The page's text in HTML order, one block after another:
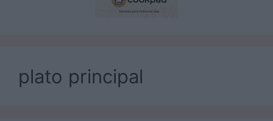
plato principal